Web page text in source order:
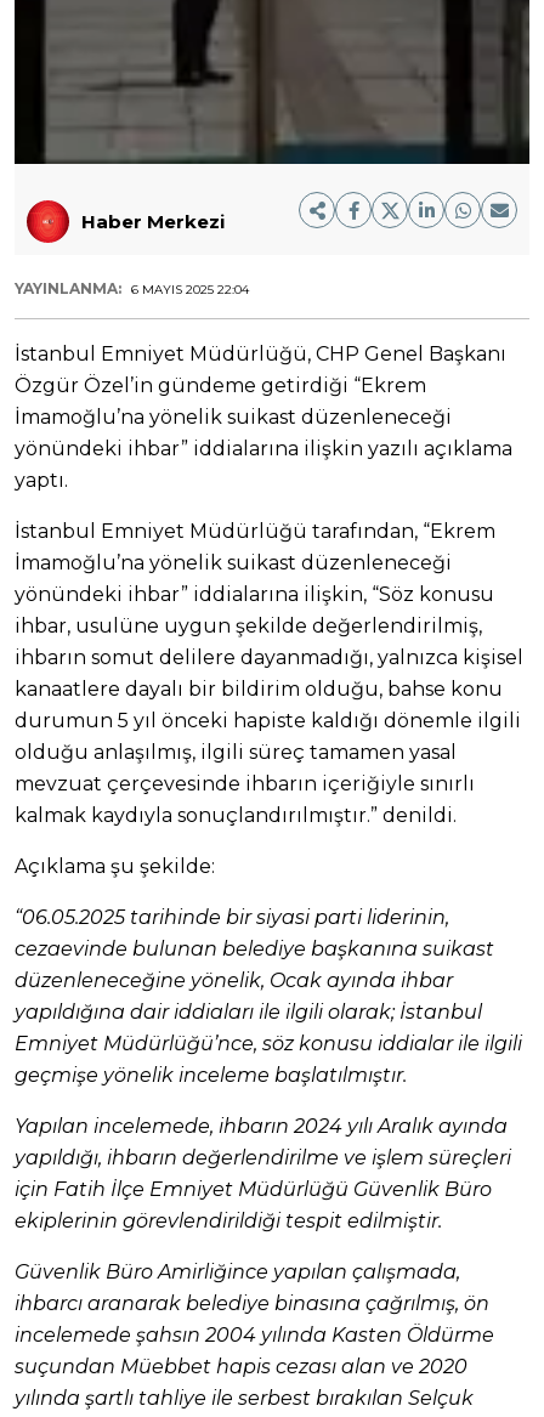
Haber Merkezi
YAYINLANMA: 6 MAYIS 2025 22:04
İstanbul Emniyet Müdürlüğü, CHP Genel Başkanı
Özgür Özel’in gündeme getirdiği “Ekrem
İmamoğlu’na yönelik suikast düzenleneceği
yönündeki ihbar” iddialarına ilişkin yazılı açıklama
yaptı.
İstanbul Emniyet Müdürlüğü tarafından, “Ekrem
İmamoğlu’na yönelik suikast düzenleneceği
yönündeki ihbar” iddialarına ilişkin, “Söz konusu
ihbar, usulüne uygun şekilde değerlendirilmiş,
ihbarın somut delilere dayanmadığı, yalnızca kişisel
kanaatlere dayalı bir bildirim olduğu, bahse konu
durumun 5 yıl önceki hapiste kaldığı dönemle ilgili
olduğu anlaşılmış, ilgili süreç tamamen yasal
mevzuat çerçevesinde ihbarın içeriğiyle sınırlı
kalmak kaydıyla sonuçlandırılmıştır.” denildi.
Açıklama şu şekilde:
“06.05.2025 tarihinde bir siyasi parti liderinin,
cezaevinde bulunan belediye başkanına suikast
düzenleneceğine yönelik, Ocak ayında ihbar
yapıldığına dair iddiaları ile ilgili olarak; İstanbul
Emniyet Müdürlüğü’nce, söz konusu iddialar ile ilgili
geçmişe yönelik inceleme başlatılmıştır.
Yapılan incelemede, ihbarın 2024 yılı Aralık ayında
yapıldığı, ihbarın değerlendirilme ve işlem süreçleri
için Fatih İlçe Emniyet Müdürlüğü Güvenlik Büro
ekiplerinin görevlendirildiği tespit edilmiştir.
Güvenlik Büro Amirliğince yapılan çalışmada,
ihbarcı aranarak belediye binasına çağrılmış, ön
incelemede şahsın 2004 yılında Kasten Öldürme
suçundan Müebbet hapis cezası alan ve 2020
yılında şartlı tahliye ile serbest bırakılan Selçuk